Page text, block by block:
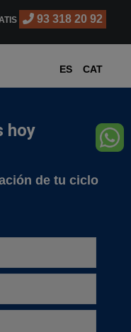
93 318 20 92
ES CAT
hoy
de tu ciclo